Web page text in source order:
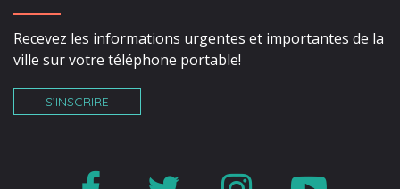
Recevez les informations urgentes et importantes de la
ville sur votre téléphone portable!
S’INSCRIRE